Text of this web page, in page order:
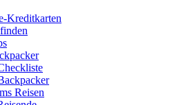
Kreditkarten
Reisen